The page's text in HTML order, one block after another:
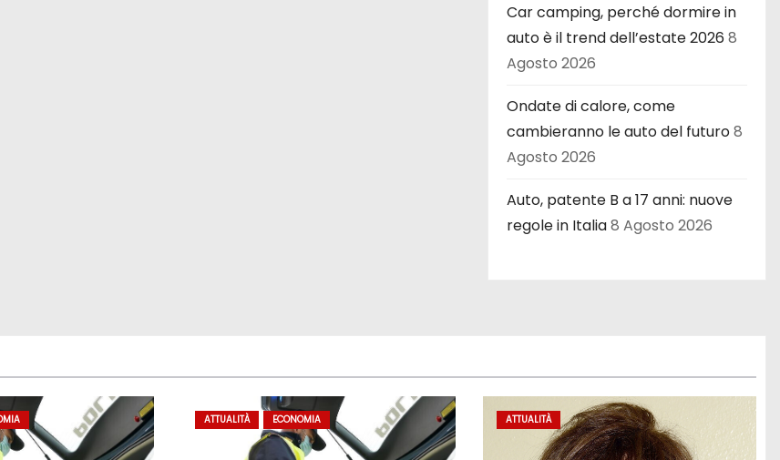
Car camping, perché dormire in
auto è il trend dell’estate 2026 8
Agosto 2026
Ondate di calore, come
cambieranno le auto del futuro8
Agosto 2026
Auto, patente B a 17 anni: nuove
regole in Italia8 Agosto 2026
ATTUALITÀ ECONOMIA ATTUALITÀ